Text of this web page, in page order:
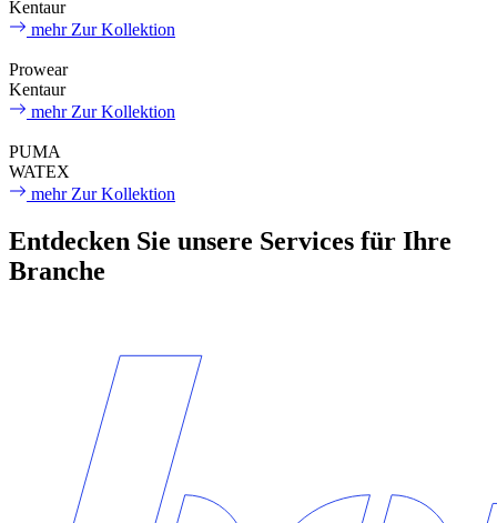
Kentaur
mehr Zur Kollektion
Prowear
Kentaur
mehr Zur Kollektion
PUMA
WATEX
mehr Zur Kollektion
Entdecken Sie unsere Services für Ihre
Branche